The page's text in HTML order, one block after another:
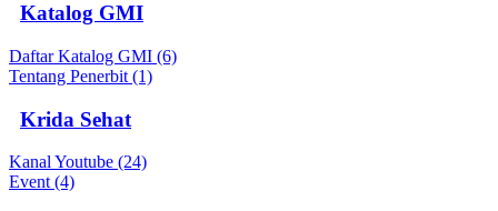
Katalog GMI
Daftar Katalog GMI (6)
Tentang Penerbit (1)
Krida Sehat
Kanal Youtube (24)
Event (4)